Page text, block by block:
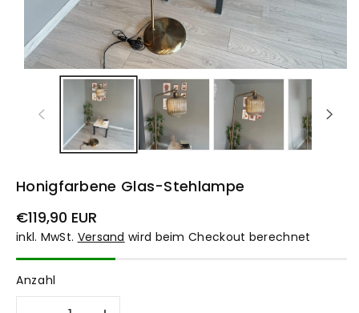
Honigfarbene Glas-Stehlampe
Normaler
Preis
€119,90 EUR
inkl. MwSt. Versand wird beim Checkout berechnet
Anzahl